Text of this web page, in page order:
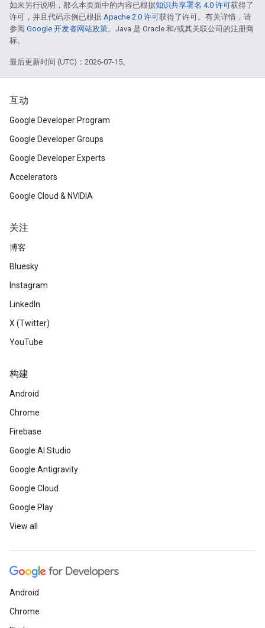
如未另行说明，那么本页面中的内容已根据知识共享署名 4.0 许可获得了
许可，并且代码示例已根据 Apache 2.0 许可获得了许可。有关详情，请
参阅 Google 开发者网站政策。Java 是 Oracle 和/或其关联公司的注册商
标。
最后更新时间 (UTC)：2026-07-15。
互动
Google Developer Program
Google Developer Groups
Google Developer Experts
Accelerators
Google Cloud & NVIDIA
关注
博客
Bluesky
Instagram
LinkedIn
X (Twitter)
YouTube
构建
Android
Chrome
Firebase
Google AI Studio
Google Antigravity
Google Cloud
Google Play
View all
Android
Chrome